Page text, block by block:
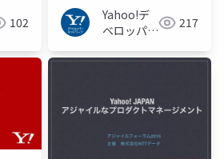
102
Yahoo!デ
ベロッパー
ク
217